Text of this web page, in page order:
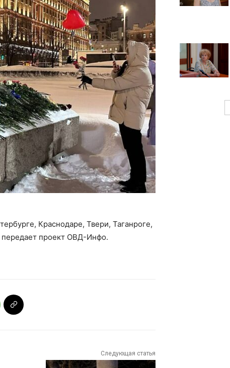
Краснодаре, Твери, Таганроге,
проект ОВД-Инфо.
Следующая статья